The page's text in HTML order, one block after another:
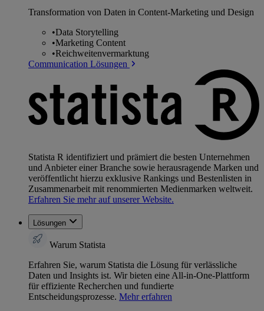
Transformation von Daten in Content-Marketing und Design
•Data Storytelling
•Marketing Content
•Reichweitenvermarktung
Communication Lösungen
Statista R identifiziert und prämiert die besten Unternehmen
und Anbieter einer Branche sowie herausragende Marken und
veröffentlicht hierzu exklusive Rankings und Bestenlisten in
Zusammenarbeit mit renommierten Medienmarken weltweit.
Erfahren Sie mehr auf unserer Website.
Lösungen
Warum Statista
Erfahren Sie, warum Statista die Lösung für verlässliche
Daten und Insights ist. Wir bieten eine All-in-One-Plattform
für effiziente Recherchen und fundierte
Entscheidungsprozesse. Mehr erfahren